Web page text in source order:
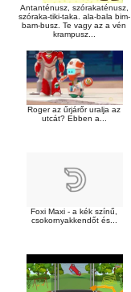
Antanténusz, szórakaténusz,
szóraka-tiki-taka. ala-bala bim-
bam-busz. Te vagy az a vén
krampusz...
Roger az űrjárőr uralja az
utcát? Ebben a...
Foxi Maxi - a kék színű,
csokornyakkendőt és...